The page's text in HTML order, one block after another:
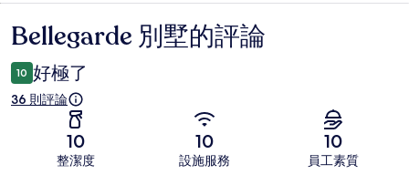
評
論
Bellegarde 別墅的評論
10 好極了
36 則評論
10
整潔度
10
設施服務
10
員工素質